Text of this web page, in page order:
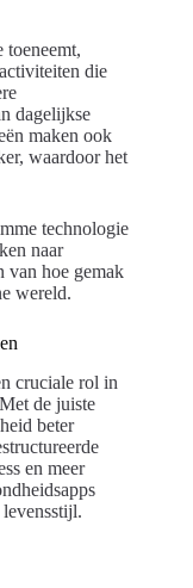
toeneemt,
die
dagelijkse
maken ook
waardoor het
technologie
naar
van hoe gemak
wereld.
cruciale rol in
de juiste
beter
en meer